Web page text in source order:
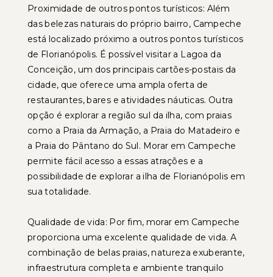
Proximidade de outros pontos turísticos: Além
das belezas naturais do próprio bairro, Campeche
está localizado próximo a outros pontos turísticos
de Florianópolis. É possível visitar a Lagoa da
Conceição, um dos principais cartões-postais da
cidade, que oferece uma ampla oferta de
restaurantes, bares e atividades náuticas. Outra
opção é explorar a região sul da ilha, com praias
como a Praia da Armação, a Praia do Matadeiro e
a Praia do Pântano do Sul. Morar em Campeche
permite fácil acesso a essas atrações e a
possibilidade de explorar a ilha de Florianópolis em
sua totalidade.
Qualidade de vida: Por fim, morar em Campeche
proporciona uma excelente qualidade de vida. A
combinação de belas praias, natureza exuberante,
infraestrutura completa e ambiente tranquilo